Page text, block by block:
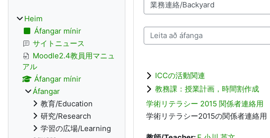
Deildir/brautir
Leita að áfanga
ICCの活動関連
教務課：授業計画，時間割作成
学術リテラシー 2015 関係者連絡用
学術リテラシー2015の関係者連絡用
Heim
Áfangar mínir
サイトニュース
Moodle2.4教員用マニュ
アル
Áfangar mínir
Áfangar
教育/Education
研究/Research
学習の広場/Learning